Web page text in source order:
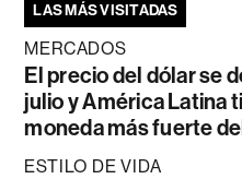
LAS MÁS VISITADAS
MERCADOS
El precio del dólar se
julio y América Latina
moneda más fuerte
ESTILO DE VIDA